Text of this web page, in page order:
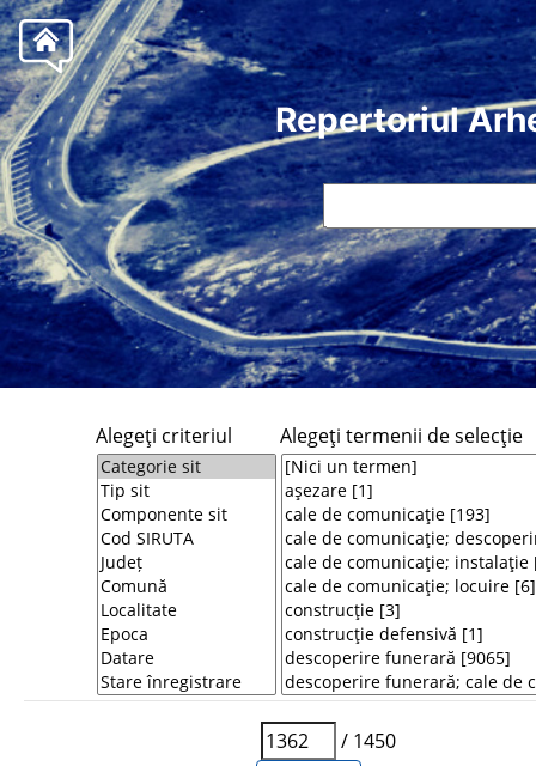
Repertoriul
Alegeţi criteriul Alegeţi termenii de selecţie
/ 1450